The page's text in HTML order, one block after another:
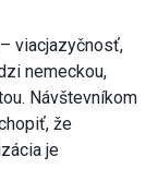
viacjazyčnosť,
nemeckou,
Návštevníkom
že
je